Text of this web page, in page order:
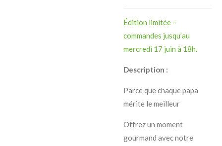
Édition limitée –
commandes jusqu’au
mercredi 17 juin à 18h.
Description :
Parce que chaque papa
mérite le meilleur
Offrez un moment
gourmand avec notre